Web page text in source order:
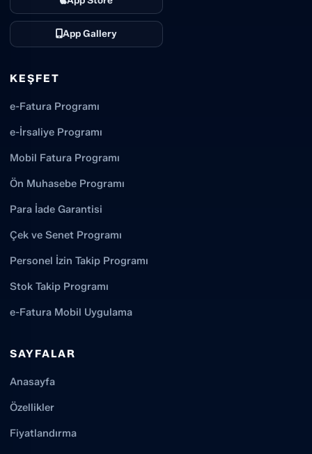
App Gallery
KEŞFET
e-Fatura Programı
e-İrsaliye Programı
Mobil Fatura Programı
Ön Muhasebe Programı
Para İade Garantisi
Çek ve Senet Programı
Personel İzin Takip Programı
Stok Takip Programı
e-Fatura Mobil Uygulama
SAYFALAR
Anasayfa
Özellikler
Fiyatlandırma